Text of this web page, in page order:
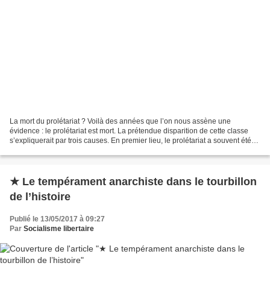
La mort du prolétariat ? Voilà des années que l’on nous assène une
évidence : le prolétariat est mort. La prétendue disparition de cette classe
s’expliquerait par trois causes. En premier lieu, le prolétariat a souvent été
★ Le tempérament anarchiste dans le tourbillon
de l’histoire
Publié le 13/05/2017 à 09:27
Par Socialisme libertaire